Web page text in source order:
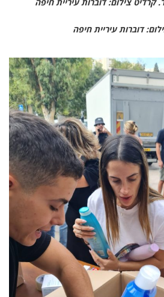
דוברות עיריית חיפה